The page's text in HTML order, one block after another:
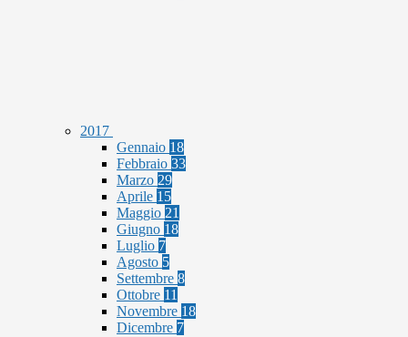
2017
Gennaio 18
Febbraio 33
Marzo 29
Aprile 15
Maggio 21
Giugno 18
Luglio 7
Agosto 5
Settembre 8
Ottobre 11
Novembre 18
Dicembre 7